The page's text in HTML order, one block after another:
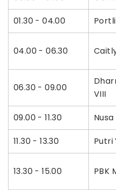
01.30 - 04.00
04.00 - 06.30
06.30 - 09.00
VIII
09.00 - 11.30
11.30 - 13.30 Putri
13.30 - 15.00 PBK